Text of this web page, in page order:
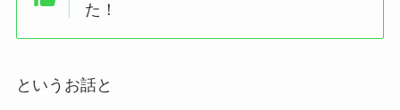
た！
というお話と